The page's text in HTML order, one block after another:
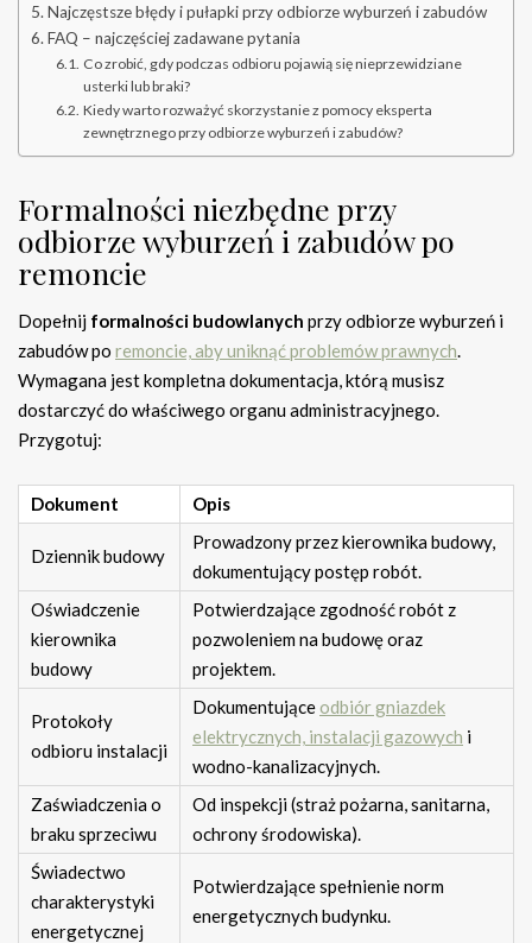
Najczęstsze błędy i pułapki przy odbiorze wyburzeń i zabudów
FAQ – najczęściej zadawane pytania
Co zrobić, gdy podczas odbioru pojawią się nieprzewidziane
usterki lub braki?
Kiedy warto rozważyć skorzystanie z pomocy eksperta
zewnętrznego przy odbiorze wyburzeń i zabudów?
Formalności niezbędne przy
odbiorze wyburzeń i zabudów po
remoncie
Dopełnij formalności budowlanych przy odbiorze wyburzeń i
zabudów po remoncie, aby uniknąć problemów prawnych.
Wymagana jest kompletna dokumentacja, którą musisz
dostarczyć do właściwego organu administracyjnego.
Przygotuj:
Dokument Opis
Dziennik budowy
Prowadzony przez kierownika budowy,
dokumentujący postęp robót.
Oświadczenie
kierownika
budowy
Potwierdzające zgodność robót z
pozwoleniem na budowę oraz
projektem.
Protokoły
odbioru instalacji
Dokumentujące odbiór gniazdek
elektrycznych, instalacji gazowych i
wodno-kanalizacyjnych.
Zaświadczenia o
braku sprzeciwu
Od inspekcji (straż pożarna, sanitarna,
ochrony środowiska).
Świadectwo
charakterystyki
energetycznej
Potwierdzające spełnienie norm
energetycznych budynku.